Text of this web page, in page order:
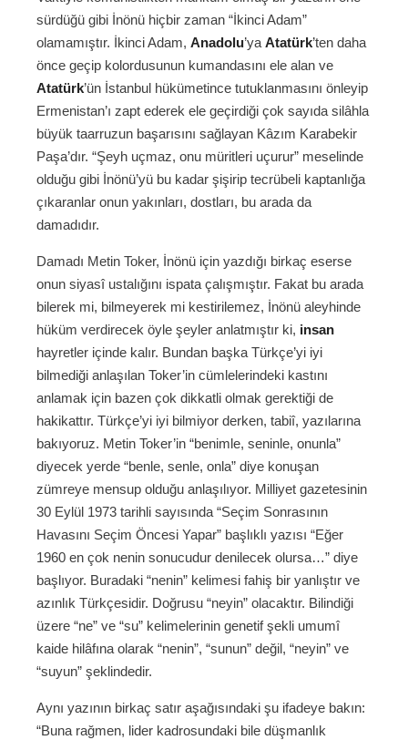
sürdüğü gibi İnönü hiçbir zaman “İkinci Adam”
olamamıştır. İkinci Adam, Anadolu’ya Atatürk’ten daha
önce geçip kolordusunun kumandasını ele alan ve
Atatürk’ün İstanbul hükümetince tutuklanmasını önleyip
Ermenistan’ı zapt ederek ele geçirdiği çok sayıda silâhla
büyük taarruzun başarısını sağlayan Kâzım Karabekir
Paşa’dır. “Şeyh uçmaz, onu müritleri uçurur” meselinde
olduğu gibi İnönü’yü bu kadar şişirip tecrübeli kaptanlığa
çıkaranlar onun yakınları, dostları, bu arada da
damadıdır.
Damadı Metin Toker, İnönü için yazdığı birkaç eserse
onun siyasî ustalığını ispata çalışmıştır. Fakat bu arada
bilerek mi, bilmeyerek mi kestirilemez, İnönü aleyhinde
hüküm verdirecek öyle şeyler anlatmıştır ki, insan
hayretler içinde kalır. Bundan başka Türkçe’yi iyi
bilmediği anlaşılan Toker’in cümlelerindeki kastını
anlamak için bazen çok dikkatli olmak gerektiği de
hakikattır. Türkçe’yi iyi bilmiyor derken, tabiî, yazılarına
bakıyoruz. Metin Toker’in “benimle, seninle, onunla”
diyecek yerde “benle, senle, onla” diye konuşan
zümreye mensup olduğu anlaşılıyor. Milliyet gazetesinin
30 Eylül 1973 tarihli sayısında “Seçim Sonrasının
Havasını Seçim Öncesi Yapar” başlıklı yazısı “Eğer
1960 en çok nenin sonucudur denilecek olursa…” diye
başlıyor. Buradaki “nenin” kelimesi fahiş bir yanlıştır ve
azınlık Türkçesidir. Doğrusu “neyin” olacaktır. Bilindiği
üzere “ne” ve “su” kelimelerinin genetif şekli umumî
kaide hilâfına olarak “nenin”, “sunun” değil, “neyin” ve
“suyun” şeklindedir.
Aynı yazının birkaç satır aşağısındaki şu ifadeye bakın:
“Buna rağmen, lider kadrosundaki bile düşmanlık